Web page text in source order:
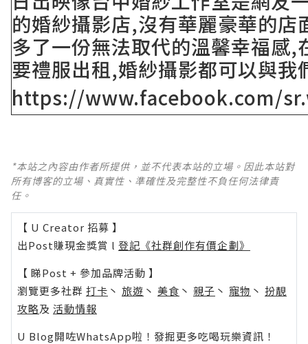
的婚紗攝影店,沒有華麗豪華的店
多了一份無法取代的溫馨幸福感,
要禮服出租,婚紗攝影都可以與我
https://www.facebook.com/
*本站之內容由作者所提供，並不代表本站的立場。因此本站對
所有博客的立場、真實性、準確性及完整性不負任何法律責
任。
【 U Creator 招募 】
出Post賺現金獎賞 l 登記《社群創作有價企劃》
【 睇Post + 參加品牌活動 】
瀏覽更多社群 打卡 丶 旅遊 丶 美食 丶 親子 丶 寵物 丶 扮靚
攻略及 活動情報
U Blog開咗WhatsApp啦！發掘更多吃喝玩樂資訊！